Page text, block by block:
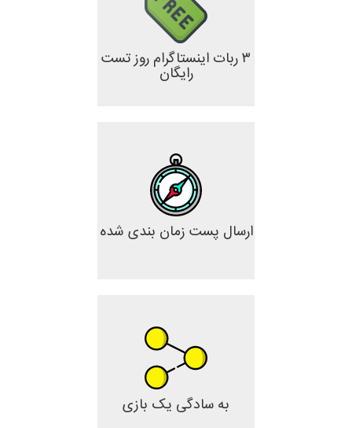
۳ ربات اینستاگرام روز تست
رایگان
ارسال پست زمان بندی شده
به سادگی یک بازی